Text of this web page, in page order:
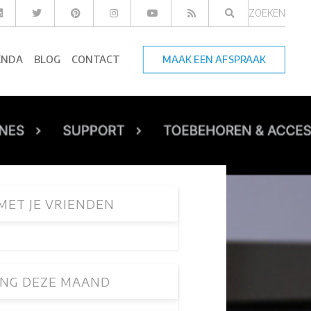
ZOEKEN
BLOG CONTACT MAAK EEN AFSPRAAK
JE VRIENDEN
DEZE MAAND